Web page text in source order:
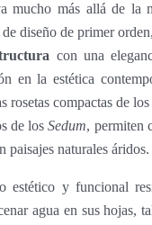
mucho más allá de la
diseño de primer
con una
en la estética
rosetas compactas de los
de losSedum, permiten
paisajes naturales áridos.
estético y funcional
agua en sus hojas,